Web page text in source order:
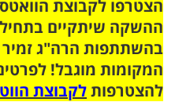
ההשקה שיתקיים
בהשתתפות הרה"ג
המקומות מוגבל!
להצטרפותלקבוצת